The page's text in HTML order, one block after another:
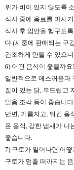
위가 비어 있지 않도록
식사 중에 음료를 마시
식사 후 입안을 헹구도
다.(시중에 판매되는 구
건조하게 만들 수 있으
6) 어떤 음식이 좋을까요
일반적으로 메스꺼움과
질이 있는 닭, 부드럽고
얼음 조각 등이 좋습니
반면, 기름지고, 튀긴 음
운 음식, 강한 냄새가 나
좋습니다.
7) 구토가 일어나면 어
구토가 멈출 때까지는